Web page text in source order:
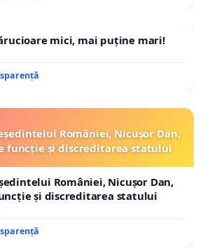
mici, mai puține mari!
României, Nicușor Dan,
funcție și discreditarea statului
României, Nicușor Dan,
și discreditarea statului